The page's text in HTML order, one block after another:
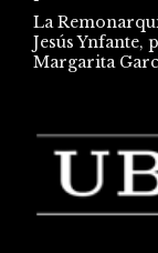
La
Jesús
Margarita